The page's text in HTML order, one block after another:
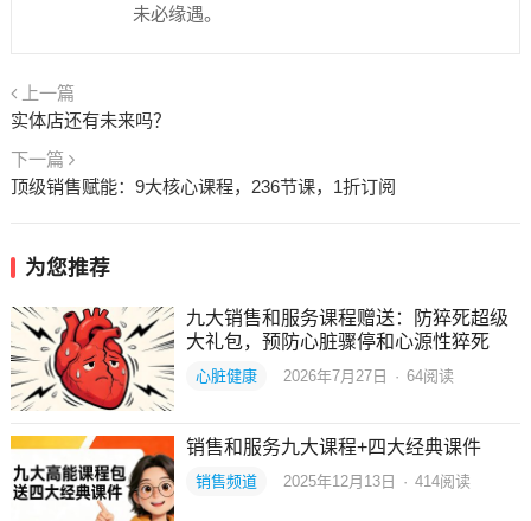
未必缘遇。
上一篇
实体店还有未来吗？
下一篇
顶级销售赋能：9大核心课程，236节课，1折订阅
为您推荐
九大销售和服务课程赠送：防猝死超级
大礼包，预防心脏骤停和心源性猝死
心脏健康 2026年7月27日 · 64阅读
销售和服务九大课程+四大经典课件
销售频道 2025年12月13日 · 414阅读